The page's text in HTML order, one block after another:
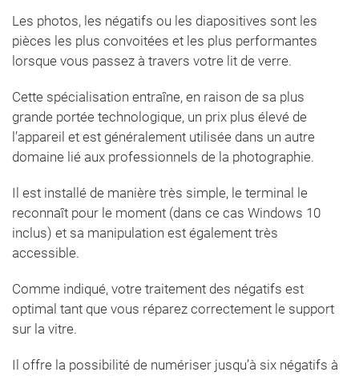
Les photos, les négatifs ou les diapositives sont les
pièces les plus convoitées et les plus performantes
lorsque vous passez à travers votre lit de verre.
Cette spécialisation entraîne, en raison de sa plus
grande portée technologique, un prix plus élevé de
l’appareil et est généralement utilisée dans un autre
domaine lié aux professionnels de la photographie.
Il est installé de manière très simple, le terminal le
reconnaît pour le moment (dans ce cas Windows 10
inclus) et sa manipulation est également très
accessible.
Comme indiqué, votre traitement des négatifs est
optimal tant que vous réparez correctement le support
sur la vitre.
Il offre la possibilité de numériser jusqu’à six négatifs à